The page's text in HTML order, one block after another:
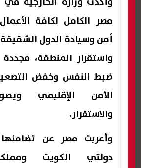
مصر الكامل لكافة
أمن وسيادة الدول
واستقرار المنطقة،
ضبط النفس وخفض
الأمن الإقليمي
والاستقرار.
وأعربت مصر عن
دولتي الكويت